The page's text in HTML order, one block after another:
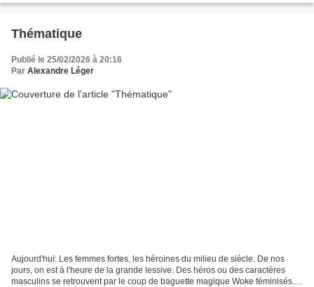
Thématique
Publié le 25/02/2026 à 20:16
Par Alexandre Léger
Aujourd'hui: Les femmes fortes, les héroines du milieu de siècle. De nos
jours, on est à l'heure de la grande lessive. Des héros ou des caractères
masculins se retrouvent par le coup de baguette magique Woke féminisés.